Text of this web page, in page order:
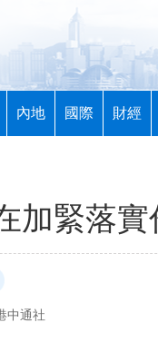
內地 國際 財經
加緊落
中通社